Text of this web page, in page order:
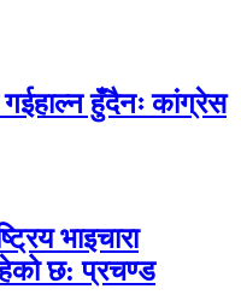
हुँदैनः कांग्रेस
भाइचारा
छ: प्रचण्ड